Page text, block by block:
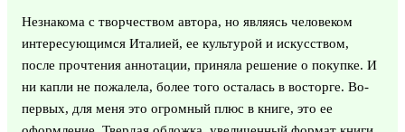
Незнакома с творчеством автора, но являясь человеком
интересующимся Италией, ее культурой и искусством,
после прочтения аннотации, приняла решение о покупке. И
ни капли не пожалела, более того осталась в восторге. Во-
первых, для меня это огромный плюс в книге, это ее